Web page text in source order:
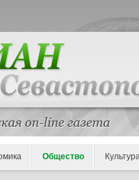
Общество